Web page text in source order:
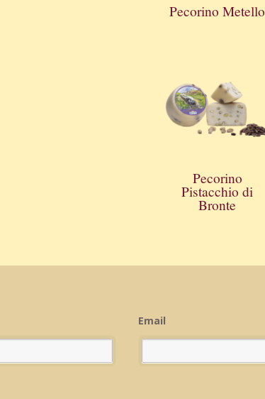
Pecorino Metello
Pecorino
Pistacchio di
Bronte
Email